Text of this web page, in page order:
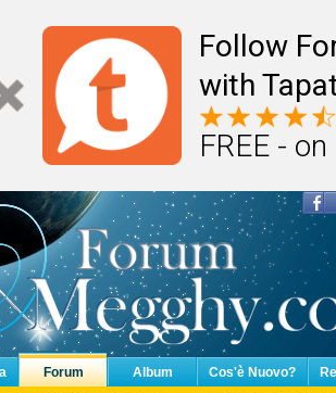
Follow
with
FREE -
Forum Album Cos'è Nuovo?